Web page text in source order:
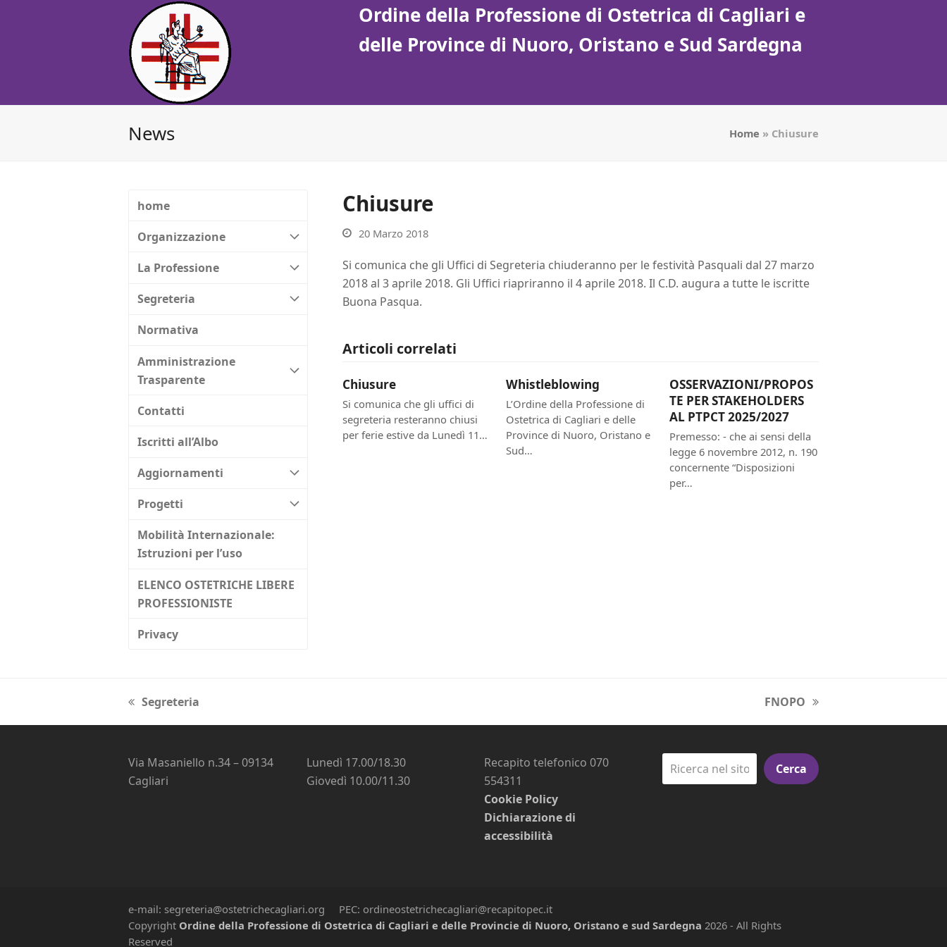
Ordine della Professione di Ostetrica di Cagliari e
delle Province di Nuoro, Oristano e Sud Sardegna
News Home » Chiusure
Chiusure
20 Marzo 2018
Si comunica che gli Uffici di Segreteria chiuderanno per le festività Pasquali dal 27 marzo
2018 al 3 aprile 2018. Gli Uffici riapriranno il 4 aprile 2018. Il C.D. augura a tutte le iscritte
Buona Pasqua.
Articoli correlati
Chiusure
Si comunica che gli uffici di
segreteria resteranno chiusi
per ferie estive da Lunedì 11…
Whistleblowing
L’Ordine della Professione di
Ostetrica di Cagliari e delle
Province di Nuoro, Oristano e
Sud…
OSSERVAZIONI/PROPOS
TE PER STAKEHOLDERS
AL PTPCT 2025/2027
Premesso: - che ai sensi della
legge 6 novembre 2012, n. 190
concernente “Disposizioni
per…
home
Organizzazione
La Professione
Segreteria
Normativa
Amministrazione
Trasparente
Contatti
Iscritti all’Albo
Aggiornamenti
Progetti
Mobilità Internazionale:
Istruzioni per l’uso
ELENCO OSTETRICHE LIBERE
PROFESSIONISTE
Privacy
previous
post:
Segreteria
next
post:
FNOPO
Via Masaniello n.34 – 09134
Cagliari
Lunedì 17.00/18.30
Giovedì 10.00/11.30
Recapito telefonico 070
554311
Cookie Policy
Dichiarazione di
accessibilità
Cerca
e-mail: segreteria@ostetrichecagliari.org PEC: ordineostetrichecagliari@recapitopec.it
Copyright Ordine della Professione di Ostetrica di Cagliari e delle Provincie di Nuoro, Oristano e sud Sardegna 2026 - All Rights
Reserved